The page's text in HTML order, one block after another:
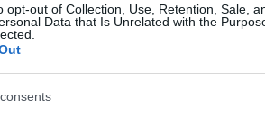
opt-out of Collection, Use, Retention, Sale,
Data that Is Unrelated with the
változatos filmszerepekkel;
Netflix